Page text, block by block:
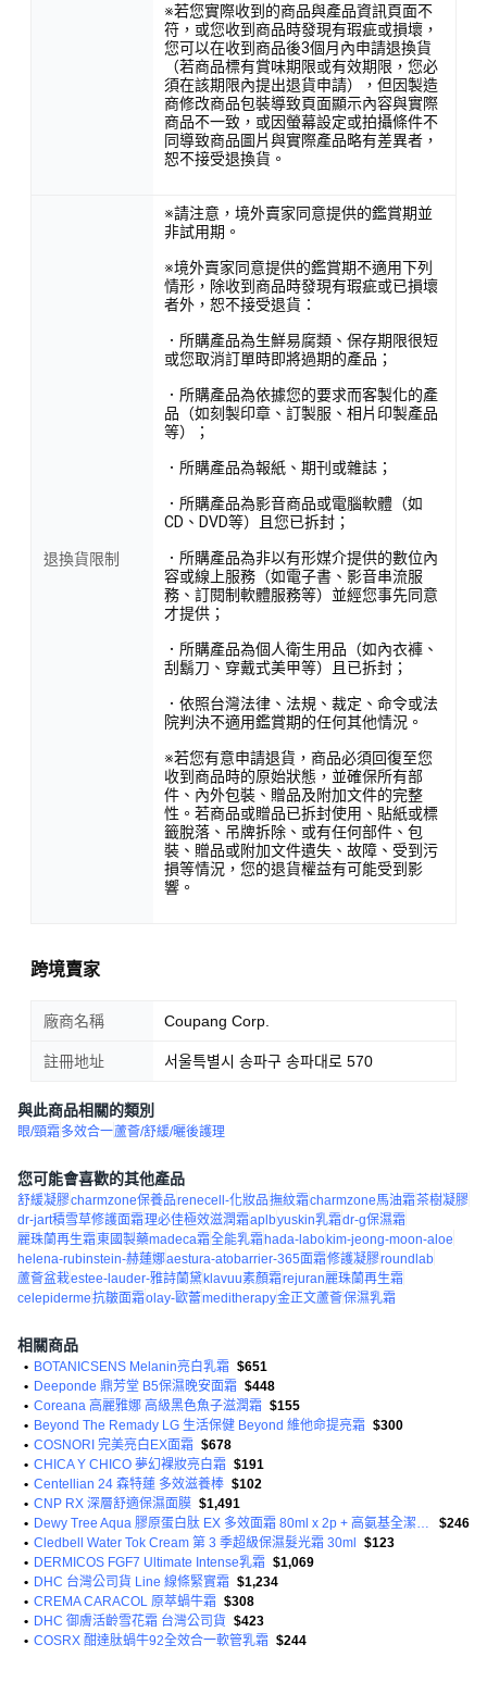
※若您實際收到的商品與產品資訊頁面不
符，或您收到商品時發現有瑕疵或損壞，
您可以在收到商品後3個月內申請退換貨
（若商品標有賞味期限或有效期限，您必
須在該期限內提出退貨申請），但因製造
商修改商品包裝導致頁面顯示內容與實際
商品不一致，或因螢幕設定或拍攝條件不
同導致商品圖片與實際產品略有差異者，
恕不接受退換貨。
退換貨限制
※請注意，境外賣家同意提供的鑑賞期並
非試用期。
※境外賣家同意提供的鑑賞期不適用下列
情形，除收到商品時發現有瑕疵或已損壞
者外，恕不接受退貨：
．所購產品為生鮮易腐類、保存期限很短
或您取消訂單時即將過期的產品；
．所購產品為依據您的要求而客製化的產
品（如刻製印章、訂製服、相片印製產品
等）；
．所購產品為報紙、期刊或雜誌；
．所購產品為影音商品或電腦軟體（如
CD、DVD等）且您已拆封；
．所購產品為非以有形媒介提供的數位內
容或線上服務（如電子書、影音串流服
務、訂閱制軟體服務等）並經您事先同意
才提供；
．所購產品為個人衛生用品（如內衣褲、
刮鬍刀、穿戴式美甲等）且已拆封；
．依照台灣法律、法規、裁定、命令或法
院判決不適用鑑賞期的任何其他情況。
※若您有意申請退貨，商品必須回復至您
收到商品時的原始狀態，並確保所有部
件、內外包裝、贈品及附加文件的完整
性。若商品或贈品已拆封使用、貼紙或標
籤脫落、吊牌拆除、或有任何部件、包
裝、贈品或附加文件遺失、故障、受到污
損等情況，您的退貨權益有可能受到影
響。
跨境賣家
廠商名稱 Coupang Corp.
註冊地址 서울특별시 송파구 송파대로 570
與此商品相關的類別
眼/頸霜 多效合一蘆薈/舒緩/曬後護理
您可能會喜歡的其他產品
舒緩凝膠charmzone保養品renecell-化妝品撫紋霜charmzone馬油霜茶樹凝膠
dr-jart積雪草修護面霜理必佳極效滋潤霜aplbyuskin乳霜dr-g保濕霜
麗珠蘭再生霜東國製藥madeca霜全能乳霜hada-labokim-jeong-moon-aloe
helena-rubinstein-赫蓮娜aestura-atobarrier-365面霜修護凝膠roundlab
蘆薈盆栽estee-lauder-雅詩蘭黛klavuu素顏霜rejuran麗珠蘭再生霜
celepiderme抗皺面霜olay-歐蕾meditherapy金正文蘆薈保濕乳霜
相關商品
• BOTANICSENS Melanin亮白乳霜 $651
• Deeponde 鼎芳堂 B5保濕晚安面霜 $448
• Coreana 高麗雅娜 高級黑色魚子滋潤霜 $155
• Beyond The Remady LG 生活保健 Beyond 維他命提亮霜 $300
• COSNORI 完美亮白EX面霜 $678
• CHICA Y CHICO 夢幻裸妝亮白霜 $191
• Centellian 24 森特蓮 多效滋養棒 $102
• CNP RX 深層舒適保濕面膜 $1,491
•
$246
• Cledbell Water Tok Cream 第 3 季超級保濕髮光霜 30ml $123
• DERMICOS FGF7 Ultimate Intense乳霜 $1,069
• DHC 台灣公司貨 Line 線條緊實霜 $1,234
• CREMA CARACOL 原萃蝸牛霜 $308
• DHC 御膚活齡雪花霜 台灣公司貨 $423
• COSRX 酣達肽蝸牛92全效合一軟管乳霜 $244